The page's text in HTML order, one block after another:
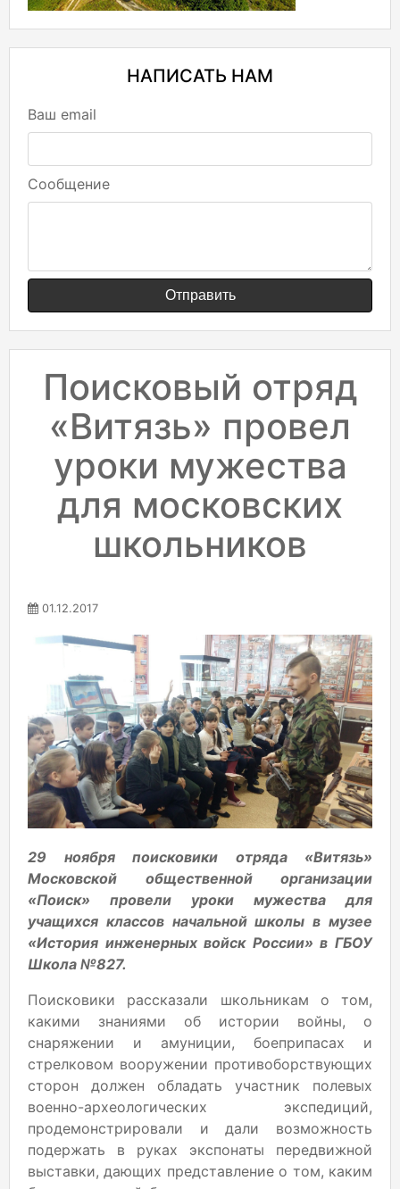
НАПИСАТЬ НАМ
Ваш email
Сообщение
Отправить
Поисковый отряд
«Витязь» провел
уроки мужества
для московских
школьников
01.12.2017
29 ноября поисковики отряда «Витязь»
Московской общественной организации
«Поиск» провели уроки мужества для
учащихся классов начальной школы в музее
«История инженерных войск России» в ГБОУ
Школа №827.
Поисковики рассказали школьникам о том,
какими знаниями об истории войны, о
снаряжении и амуниции, боеприпасах и
стрелковом вооружении противоборствующих
сторон должен обладать участник полевых
военно-археологических экспедиций,
продемонстрировали и дали возможность
подержать в руках экспонаты передвижной
выставки, дающих представление о том, каким